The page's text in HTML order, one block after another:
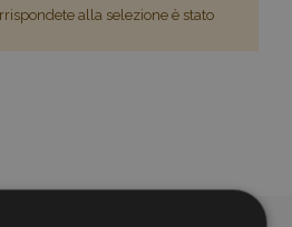
alla selezione è stato